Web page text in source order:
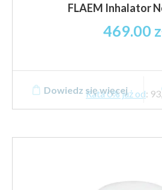
FLAEM Inhalator
469.00
Rata 0% już od:
Dowiedz się więcej